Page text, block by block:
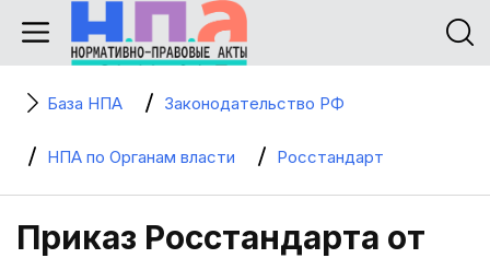
База НПА Законодательство РФ
НПА по Органам власти Росстандарт
Приказ Росстандарта от